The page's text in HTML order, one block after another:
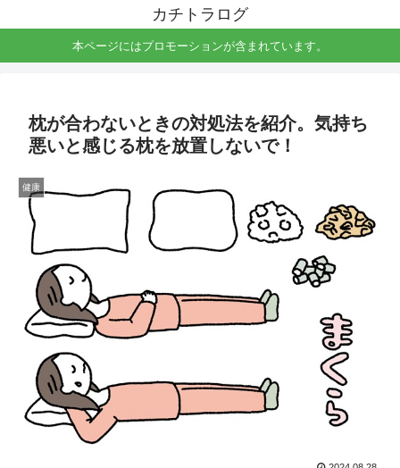
カチトラログ
本ページにはプロモーションが含まれています。
枕が合わないときの対処法を紹介。気持ち
悪いと感じる枕を放置しないで！
健康